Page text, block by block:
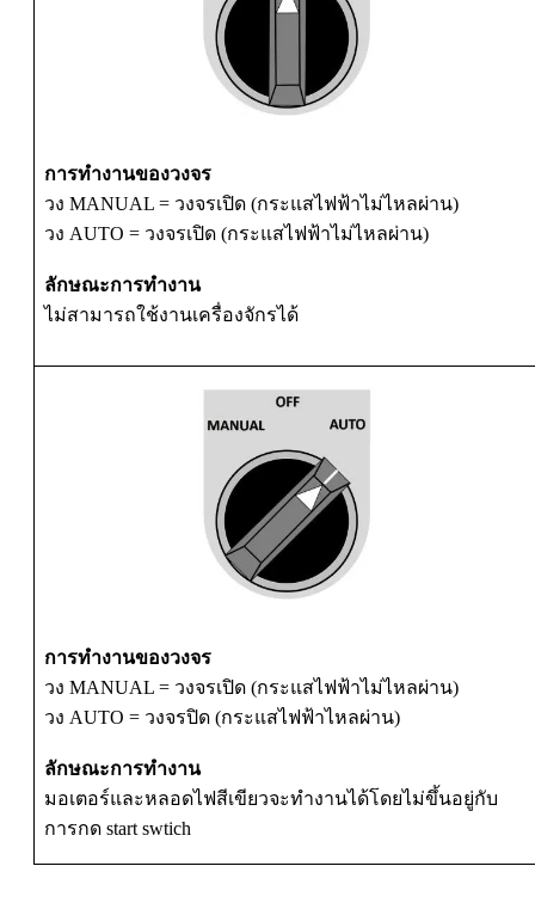
การทำงานของวงจร
วง MANUAL = วงจรเปิด (กระแสไฟฟ้าไม่ไหลผ่าน)
วง AUTO = วงจรเปิด (กระแสไฟฟ้าไม่ไหลผ่าน)
ลักษณะการทำงาน
ไม่สามารถใช้งานเครื่องจักรได้
การทำงานของวงจร
วง MANUAL = วงจรเปิด (กระแสไฟฟ้าไม่ไหลผ่าน)
วง AUTO = วงจรปิด (กระแสไฟฟ้าไหลผ่าน)
ลักษณะการทำงาน
มอเตอร์และหลอดไฟสีเขียวจะทำงานได้โดยไม่ขึ้นอยู่กับ
การกด start swtich